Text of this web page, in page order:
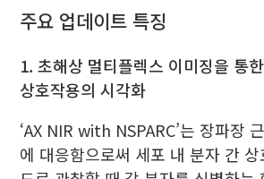
주요 업데이트 특징
1. 초해상 멀티플렉스 이미징을 통
상호작용의 시각화
‘AX NIR with NSPARC’는 장파장
에 대응함으로써 세포 내 분자 간